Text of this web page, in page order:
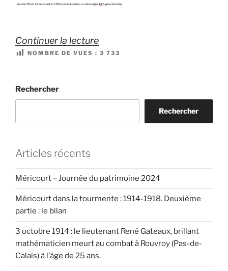
Continuer la lecturede
« Le
quelques
NOMBRE DE VUES : 3 733
Rechercher
Rechercher
Articles récents
Méricourt – Journée du patrimoine 2024
Méricourt dans la tourmente : 1914-1918. Deuxième
partie : le bilan
3 octobre 1914 : le lieutenant René Gateaux, brillant
mathématicien meurt au combat à Rouvroy (Pas-de-
Calais) à l’âge de 25 ans.